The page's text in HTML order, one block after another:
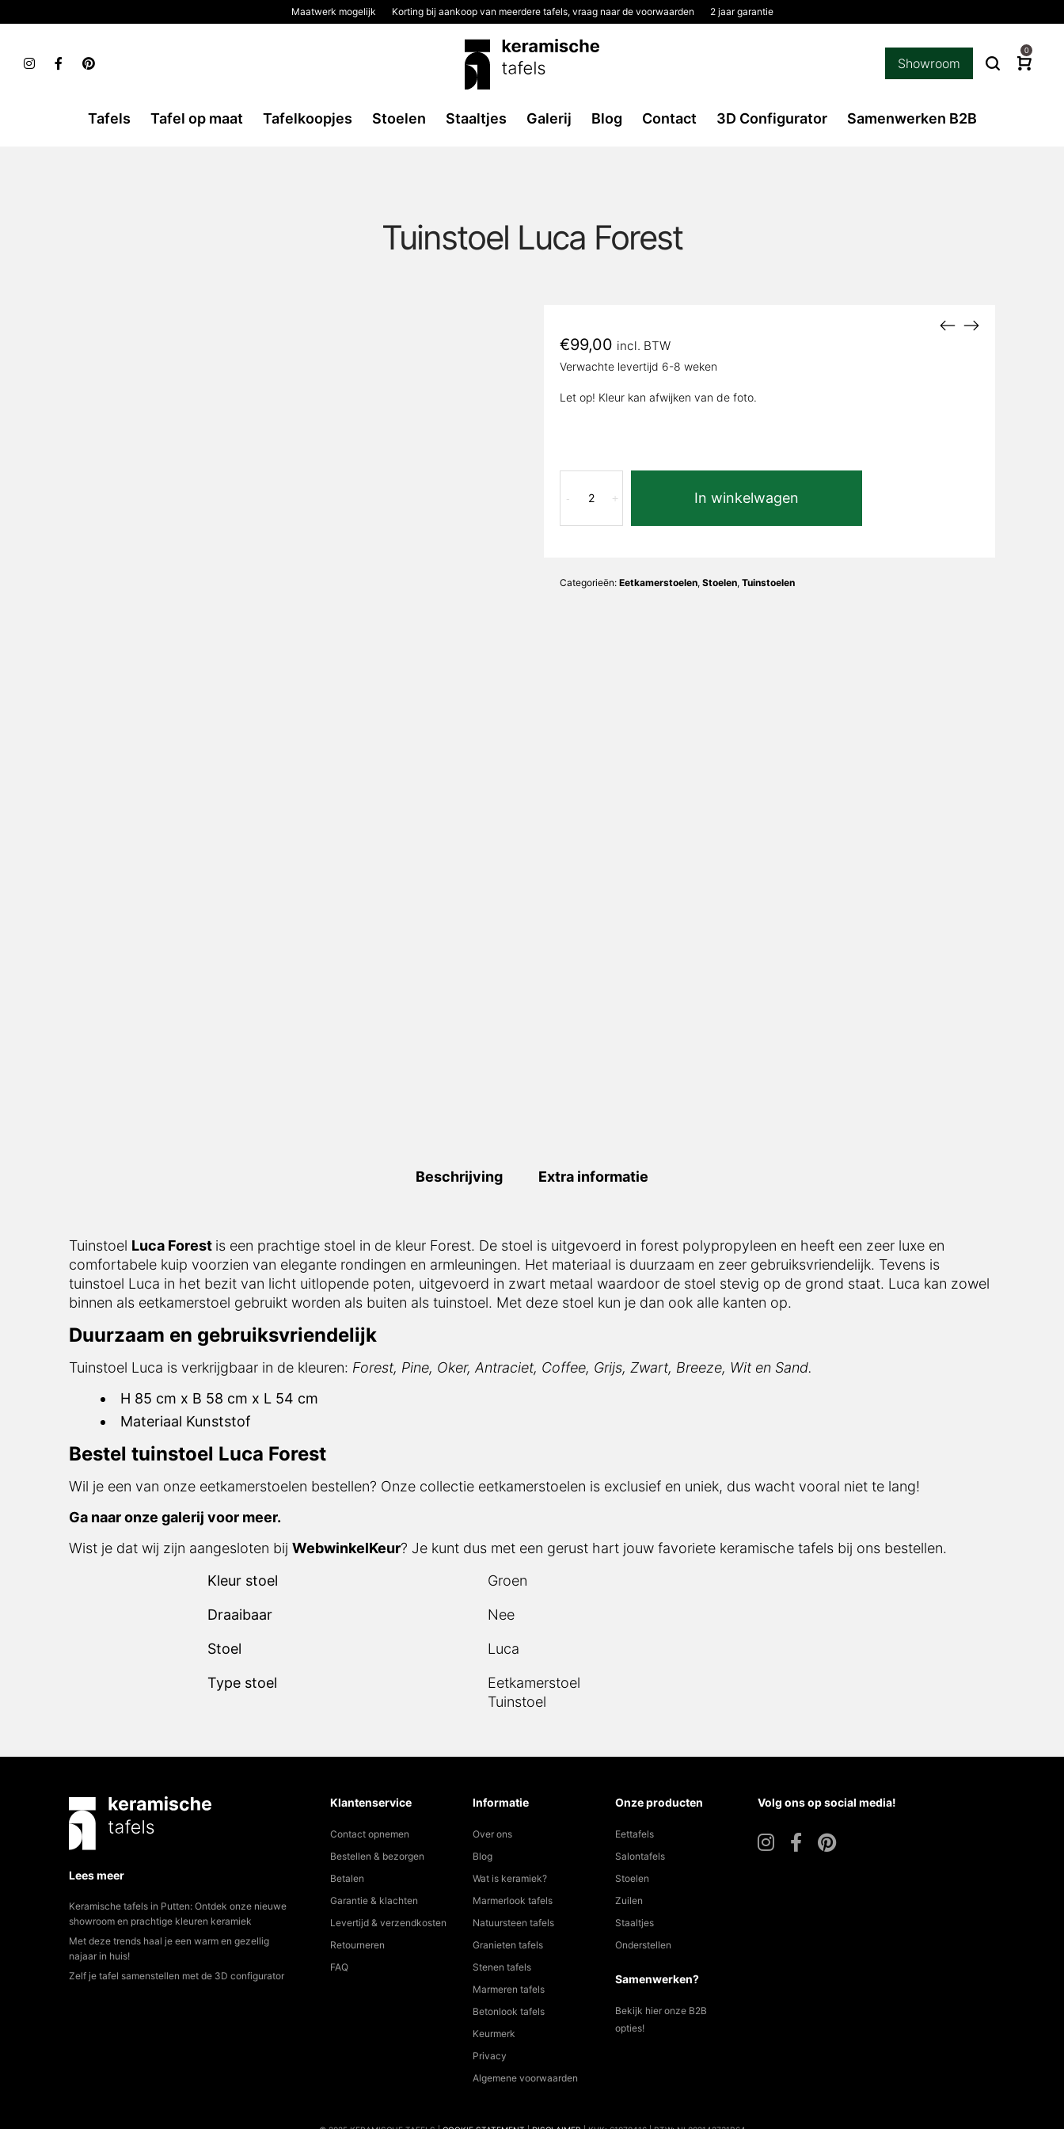
Maatwerk mogelijk Korting bij aankoop van meerdere tafels, vraag naar de voorwaarden 2 jaar garantie
Showroom
0
Tafels Tafel op maat Tafelkoopjes Stoelen Staaltjes Galerij Blog Contact 3D Configurator Samenwerken B2B
Tuinstoel Luca Forest
€99,00 incl. BTW
Verwachte levertijd 6-8 weken
Let op! Kleur kan afwijken van de foto.
Luca
+
- In winkelwagen
Categorieën: Eetkamerstoelen, Stoelen, Tuinstoelen
Beschrijving Extra informatie
Tuinstoel Luca Forest is een prachtige stoel in de kleur Forest. De stoel is uitgevoerd in forest polypropyleen en heeft een zeer luxe en
comfortabele kuip voorzien van elegante rondingen en armleuningen. Het materiaal is duurzaam en zeer gebruiksvriendelijk. Tevens is
tuinstoel Luca in het bezit van licht uitlopende poten, uitgevoerd in zwart metaal waardoor de stoel stevig op de grond staat. Luca kan zowel
binnen als eetkamerstoel gebruikt worden als buiten als tuinstoel. Met deze stoel kun je dan ook alle kanten op.
Duurzaam en gebruiksvriendelijk
Tuinstoel Luca is verkrijgbaar in de kleuren: Forest, Pine, Oker, Antraciet, Coffee, Grijs, Zwart, Breeze, Wit en Sand.
H 85 cm x B 58 cm x L 54 cm
Materiaal Kunststof
Bestel tuinstoel Luca Forest
Wil je een van onze eetkamerstoelen bestellen? Onze collectie eetkamerstoelen is exclusief en uniek, dus wacht vooral niet te lang!
Ga naar onze galerij voor meer.
Wist je dat wij zijn aangesloten bij WebwinkelKeur? Je kunt dus met een gerust hart jouw favoriete keramische tafels bij ons bestellen.
Kleur stoel
Groen
Draaibaar Nee
Stoel Luca
Type stoel
Eetkamerstoel
Tuinstoel
Lees meer
Keramische tafels in Putten: Ontdek onze nieuwe
showroom en prachtige kleuren keramiek
Met deze trends haal je een warm en gezellig
najaar in huis!
Zelf je tafel samenstellen met de 3D configurator
Klantenservice
Contact opnemen
Bestellen & bezorgen
Betalen
Garantie & klachten
Levertijd & verzendkosten
Retourneren
FAQ
Informatie
Over ons
Blog
Wat is keramiek?
Marmerlook tafels
Natuursteen tafels
Granieten tafels
Stenen tafels
Marmeren tafels
Betonlook tafels
Keurmerk
Privacy
Algemene voorwaarden
Onze producten
Eettafels
Salontafels
Stoelen
Zuilen
Staaltjes
Onderstellen
Samenwerken?
Bekijk hier onze B2B
opties!
Volg ons op social media!